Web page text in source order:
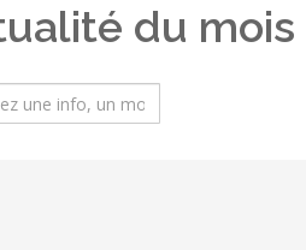
du mois